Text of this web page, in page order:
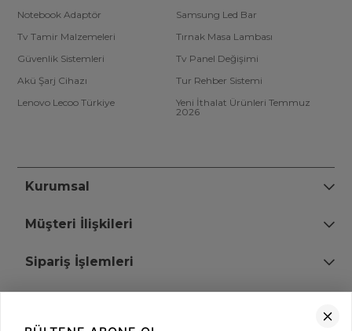
Notebook Adaptör
Samsung Led Bar
Tv Tamir Malzemeleri
Tırnak Masa Lambası
Güvenlik Sistemleri
Tv Panel Değişimi
Akü Şarj Cihazı
Tur Rehber Sistemi
Lenovo Lecoo Türkiye
Yeni İthalat Ürünleri Temmuz
2026
Kurumsal
Müşteri İlişkileri
Sipariş İşlemleri